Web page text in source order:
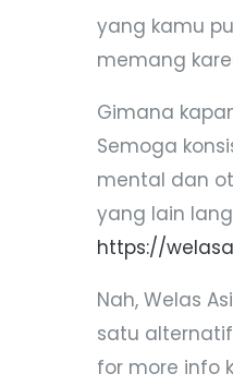
yang kamu
memang
Gimana
Semoga
mental dan
yang lain
https://
Nah, Welas
satu
for more info